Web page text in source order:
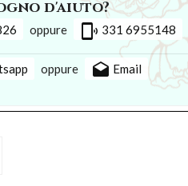
d'aiuto?
oppure phonelink_ring 331 6955148
oppure drafts Email